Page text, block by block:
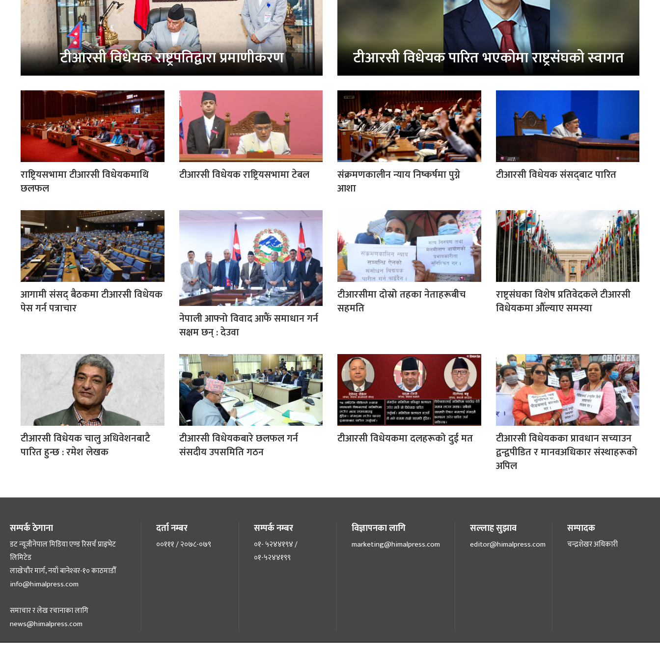
टीआरसी विधेयक राष्ट्रपतिद्वारा प्रमाणीकरण टीआरसी विधेयक पारित भएकोमा राष्ट्रसंघको स्वागत
राष्ट्रियसभामा टीआरसी विधेयकमाथि
छलफल
टीआरसी विधेयक राष्ट्रियसभामा टेबल
संक्रमणकालीन न्याय निष्कर्षमा पुग्ने
आशा
टीआरसी विधेयक संसद्‌बाट पारित
आगामी संसद् बैठकमा टीआरसी विधेयक
पेस गर्न पत्राचार
नेपाली आफ्नो विवाद आफैं समाधान गर्न
सक्षम छन् : देउवा
टीआरसीमा दोस्रो तहका नेताहरूबीच
सहमति
राष्ट्रसंघका विशेष प्रतिवेदकले टीआरसी
विधेयकमा औँल्याए समस्या
टीआरसी विधेयक चालु अधिवेशनबाटै
पारित हुन्छ : रमेश लेखक
टीआरसी विधेयकबारे छलफल गर्न
संसदीय उपसमिति गठन
टीआरसी विधेयकमा दलहरूको दुई मत
टीआरसी विधेयकका प्रावधान सच्याउन
द्वन्द्वपीडित र मानवअधिकार संस्थाहरूको
अपिल
सम्पर्क ठेगाना
डट न्यूजीनेपाल मिडिया एण्ड रिसर्च प्राइभेट
लिमिटेड
लाखेचौर मार्ग, नयाँ बानेश्‍वर-१० काठमाडौँ
info@himalpress.com
समाचार र लेख रचानाका लागि
news@himalpress.com
दर्ता नम्बर
००१११ / २०७८-०७९
सम्पर्क नम्बर
०१- ५२४४१९४ /
०१-५२४४१९९
विज्ञापनका लागि
marketing@himalpress.com
सल्लाह सुझाव
editor@himalpress.com
सम्पादक
चन्द्रशेखर अधिकारी